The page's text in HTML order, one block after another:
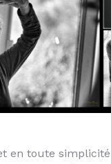
en toute